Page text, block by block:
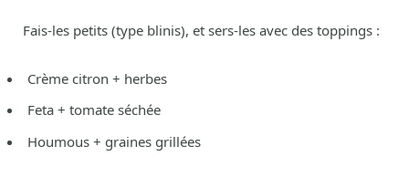
Fais-les petits (type blinis), et sers-les avec des toppings :
Crème citron + herbes
Feta + tomate séchée
Houmous + graines grillées